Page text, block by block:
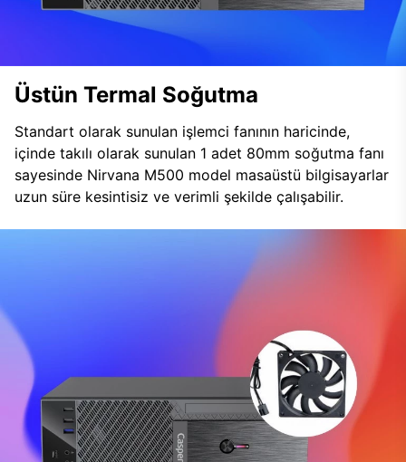
Üstün Termal Soğutma
Standart olarak sunulan işlemci fanının haricinde,
içinde takılı olarak sunulan 1 adet 80mm soğutma fanı
sayesinde Nirvana M500 model masaüstü bilgisayarlar
uzun süre kesintisiz ve verimli şekilde çalışabilir.